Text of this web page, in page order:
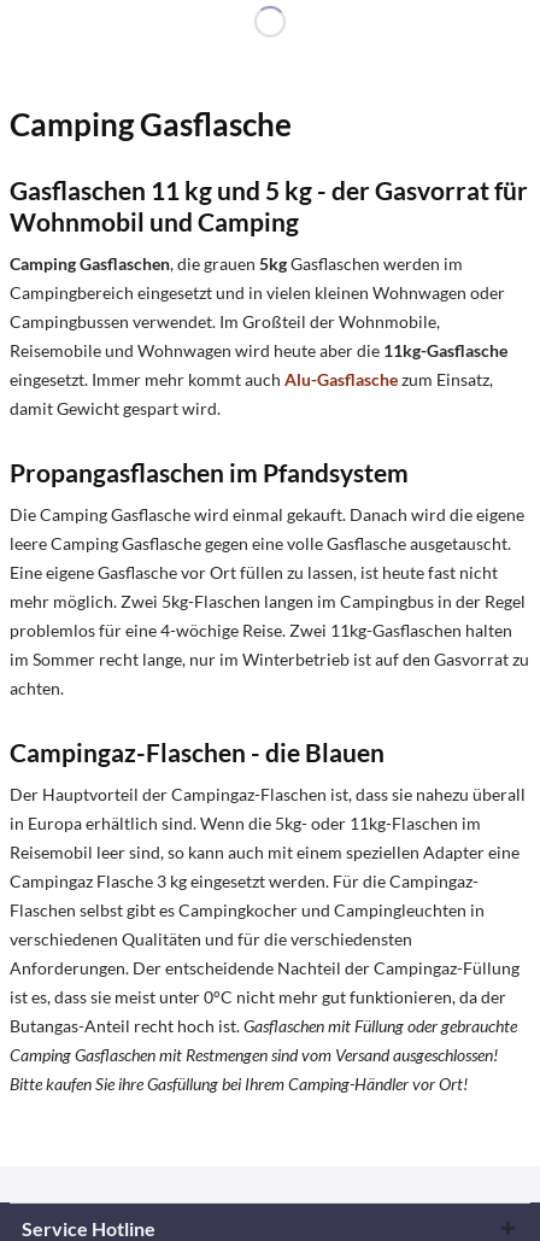
Camping Gasflasche
Gasflaschen 11 kg und 5 kg - der Gasvorrat für
Wohnmobil und Camping
Camping Gasflaschen, die grauen 5kgGasflaschen werden im
Campingbereich eingesetzt und in vielen kleinen Wohnwagen oder
Campingbussen verwendet. Im Großteil der Wohnmobile,
Reisemobile und Wohnwagen wird heute aber die 11kg-Gasflasche
eingesetzt. Immer mehr kommt auch Alu-Gasflaschezum Einsatz,
damit Gewicht gespart wird.
Propangasflaschen im Pfandsystem
Die Camping Gasflasche wird einmal gekauft. Danach wird die eigene
leere Camping Gasflasche gegen eine volle Gasflasche ausgetauscht.
Eine eigene Gasflasche vor Ort füllen zu lassen, ist heute fast nicht
mehr möglich. Zwei 5kg-Flaschen langen im Campingbus in der Regel
problemlos für eine 4-wöchige Reise. Zwei 11kg-Gasflaschen halten
im Sommer recht lange, nur im Winterbetrieb ist auf den Gasvorrat zu
achten.
Campingaz-Flaschen - die Blauen
Der Hauptvorteil der Campingaz-Flaschen ist, dass sie nahezu überall
in Europa erhältlich sind. Wenn die 5kg- oder 11kg-Flaschen im
Reisemobil leer sind, so kann auch mit einem speziellen Adapter eine
Campingaz Flasche 3 kg eingesetzt werden. Für die Campingaz-
Flaschen selbst gibt es Campingkocher und Campingleuchten in
verschiedenen Qualitäten und für die verschiedensten
Anforderungen. Der entscheidende Nachteil der Campingaz-Füllung
ist es, dass sie meist unter 0°C nicht mehr gut funktionieren, da der
Butangas-Anteil recht hoch ist.Gasflaschen mit Füllung oder gebrauchte
Camping Gasflaschen mit Restmengen sind vom Versand ausgeschlossen!
Bitte kaufen Sie ihre Gasfüllung bei Ihrem Camping-Händler vor Ort!
Service Hotline